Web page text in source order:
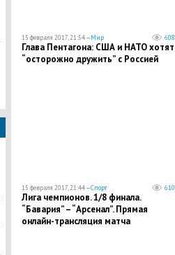
15 февраля 2017, 21:54 —Мир 608
Глава Пентагона: США и НАТО хотят
“осторожно дружить” с Россией
15 февраля 2017, 21:44 —Спорт 610
Лига чемпионов. 1/8 финала.
“Бавария” – “Арсенал”. Прямая
онлайн-трансляция матча